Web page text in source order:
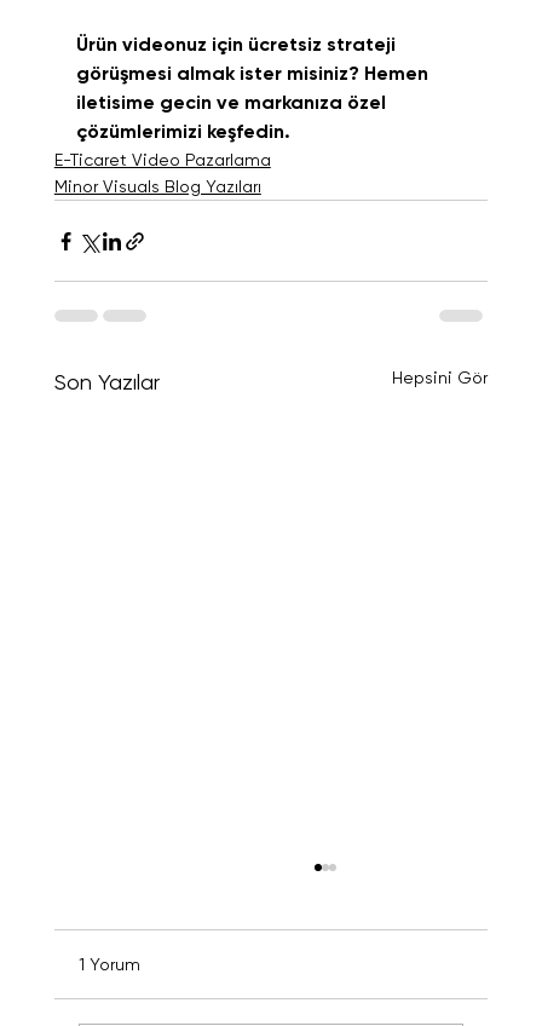
Ürün videonuz için ücretsiz strateji
görüşmesi almak ister misiniz? Hemen
iletisime gecin ve markanıza özel
çözümlerimizi keşfedin.
E-Ticaret Video Pazarlama
Minor Visuals Blog Yazıları
Son Yazılar Hepsini Gör
1 Yorum